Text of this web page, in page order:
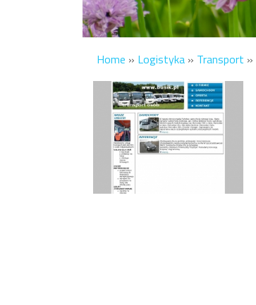
Home » Logistyka » Transport »